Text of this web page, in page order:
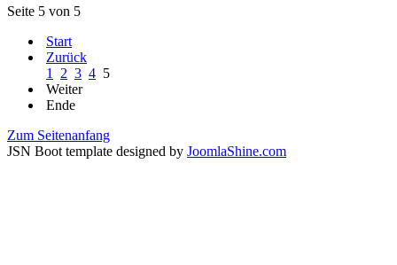
Seite 5 von 5
Start
Zurück
1
2 3 4 5
Weiter
Ende
Zum Seitenanfang
JSN Boot template designed by JoomlaShine.com